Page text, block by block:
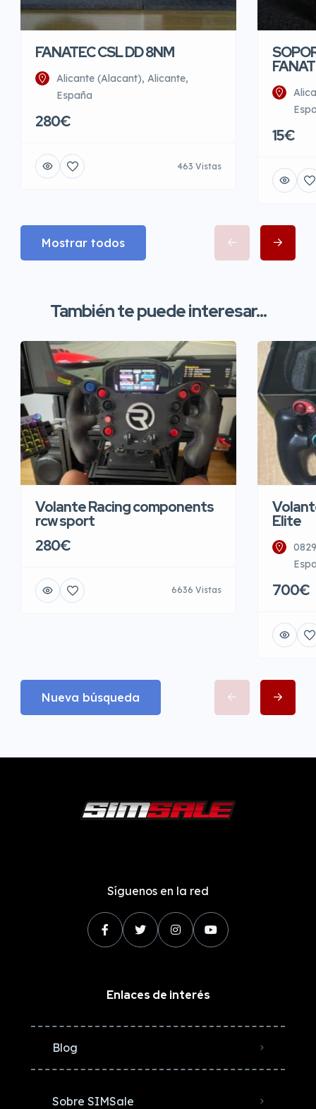
FANATEC CSL DD 8NM
Alicante (Alacant), Alicante,
España
280€
463 Vistas
15€
Mostrar todos
También te puede interesar...
Volante Racing components
rcw sport
280€
6636 Vistas
Elite
700€
Nueva búsqueda
Síguenos en la red
Enlaces de interés
Blog
Sobre SIMSale